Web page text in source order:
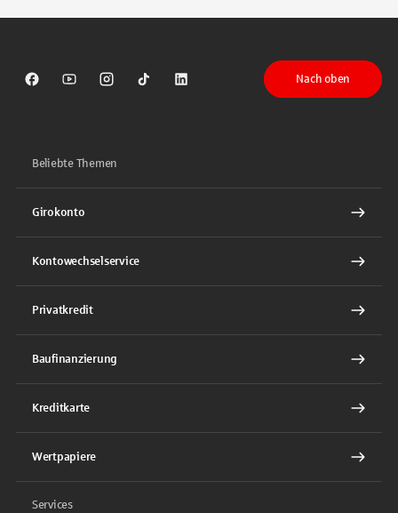
Sparkasse auf Facebook
Sparkasse auf Youtube
Sparkasse auf Instagram
Sparkasse auf TikTok
Sparkasse auf LinkedIn
Nach oben
Beliebte Themen
Girokonto
Kontowechselservice
Privatkredit
Baufinanzierung
Kreditkarte
Wertpapiere
Services